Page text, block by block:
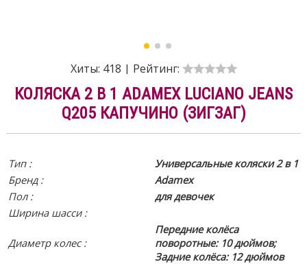
Хиты: 418 | Рейтинг:
КОЛЯСКА 2 В 1 ADAMEX LUCIANO JEANS
Q205 КАПУЧИНО (ЗИГЗАГ)
Тип :
Универсальные коляски 2 в 1
Бренд :
Adamex
Пол :
для девочек
Ширина шасси :
Диаметр колес :
Передние колёса
поворотные: 10 дюймов;
Задние колёса: 12 дюймов